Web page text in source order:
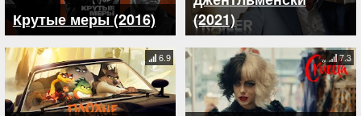
Крутые меры (2016)
(2021)
6.9 7.3